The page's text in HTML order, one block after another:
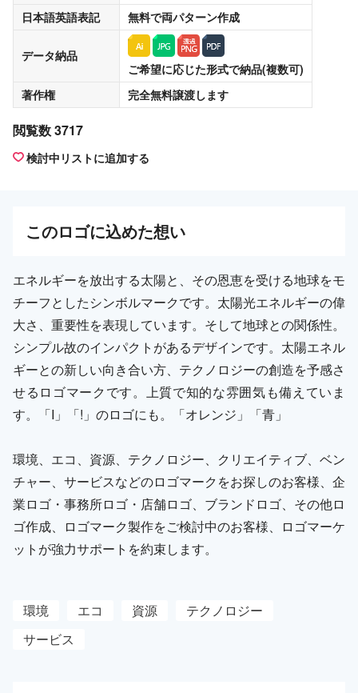
日本語英語表記
無料で両パターン作成
データ納品
ご希望に応じた形式で納品(複数可)
著作権
完全無料譲渡します
閲覧数 3717
検討中リストに追加する
このロゴに込めた想い
エネルギーを放出する太陽と、その恩恵を受ける地球をモ
チーフとしたシンボルマークです。太陽光エネルギーの偉
大さ、重要性を表現しています。そして地球との関係性。
シンプル故のインパクトがあるデザインです。太陽エネル
ギーとの新しい向き合い方、テクノロジーの創造を予感さ
せるロゴマークです。上質で知的な雰囲気も備えていま
す。「I」「!」のロゴにも。「オレンジ」「青」
環境、エコ、資源、テクノロジー、クリエイティブ、ベン
チャー、サービスなどのロゴマークをお探しのお客様、企
業ロゴ・事務所ロゴ・店舗ロゴ、ブランドロゴ、その他ロ
ゴ作成、ロゴマーク製作をご検討中のお客様、ロゴマーケ
ットが強力サポートを約束します。
環境 エコ 資源
テクノロジー
サービス